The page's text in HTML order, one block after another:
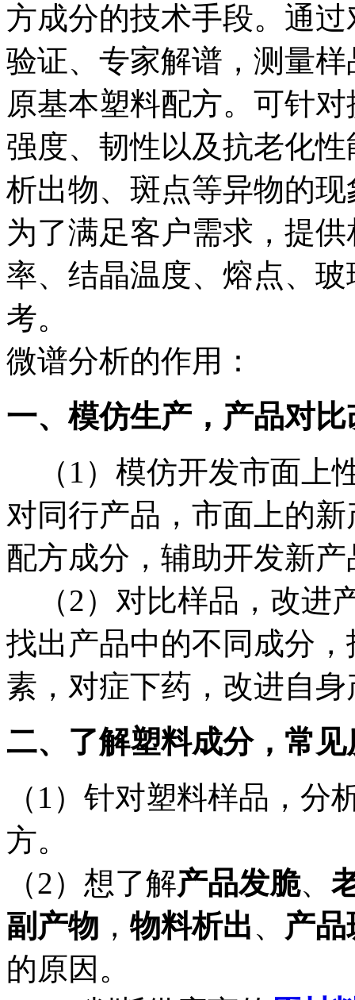
方成分的技术手段。通
验证、专家解谱，测量
原基本塑料配方。可针
强度、韧性以及抗老化
析出物、斑点等异物的
为了满足客户需求，提
率、结晶温度、熔点、
考。
微谱分析的作用：
一、模仿生产，产品对比
（1） 模仿开发市面上
对同行产品，市面上的
配方成分，辅助开发新产
（2） 对比样品，改进
找出产品中的不同成分
素，对症下药，改进自
二、了解塑料成分，常
（1）针对塑料样品，
方。
（2）想了解产品发脆、
副产物 ， 物料析出、 产
的原因。